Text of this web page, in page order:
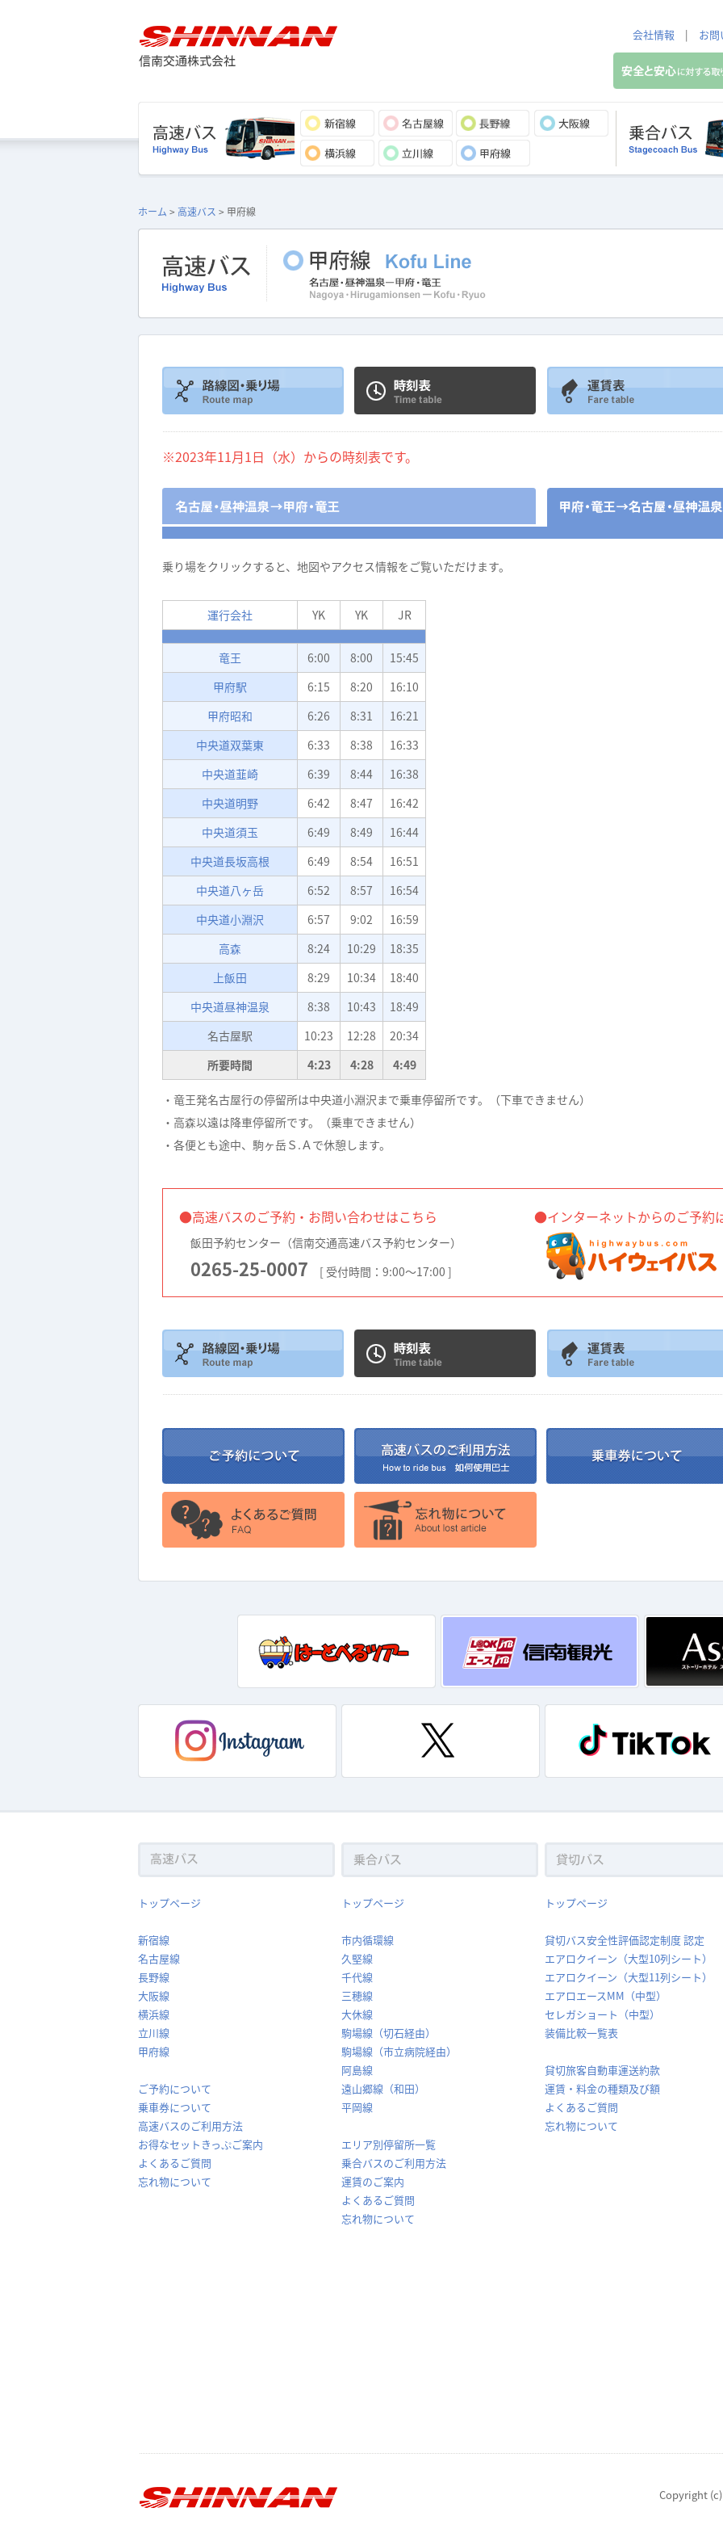
会社情報 | お
ホーム > 高速バス > 甲府線
※2023年11月1日（水）からの時刻表です。
乗り場をクリックすると、地図やアクセス情報をご覧いただけます。
運行会社 YK YK JR
竜王 6:00 8:00
15:45
甲府駅
6:15 8:20
16:10
甲府昭和
6:26 8:31
16:21
中央道双葉東
6:33 8:38
16:33
中央道韮崎
6:39 8:44
16:38
中央道明野
6:42 8:47
16:42
中央道須玉
6:49 8:49
16:44
中央道長坂高根
6:49 8:54
16:51
中央道八ヶ岳
6:52 8:57
16:54
中央道小淵沢
6:57 9:02
16:59
高森
8:24 10:29
18:35
上飯田
8:29 10:34
18:40
中央道昼神温泉
8:38 10:43
18:49
名古屋駅
10:23 12:28
20:34
所要時間
4:23 4:28 4:49
・竜王発名古屋行の停留所は中央道小淵沢まで乗車停留所です。（下車できません）
・高森以遠は降車停留所です。（乗車できません）
・各便とも途中、駒ヶ岳Ｓ.Ａで休憩します。
●高速バスのご予約・お問い合わせはこちら
飯田予約センター（信南交通高速バス予約センター）
0265-25-0007 [ 受付時間：9:00～17:00 ]
●インターネットからのご予約
トップページ
新宿線
名古屋線
長野線
大阪線
横浜線
立川線
甲府線
ご予約について
乗車券について
高速バスのご利用方法
お得なセットきっぷご案内
よくあるご質問
忘れ物について
トップページ
市内循環線
久堅線
千代線
三穂線
大休線
駒場線（切石経由）
駒場線（市立病院経由）
阿島線
遠山郷線（和田）
平岡線
エリア別停留所一覧
乗合バスのご利用方法
運賃のご案内
よくあるご質問
忘れ物について
トップページ
貸切バス安全性評価認定制度 認定
エアロクイーン（大型10列シート）
エアロクイーン（大型11列シート）
エアロエースMM（中型）
セレガショート（中型）
装備比較一覧表
貸切旅客自動車運送約款
運賃・料金の種類及び額
よくあるご質問
忘れ物について
Copyright